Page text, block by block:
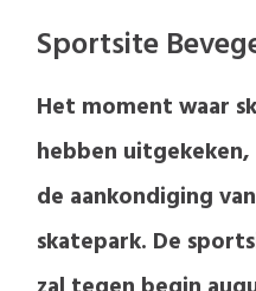
Sportsite
Het moment waar
hebben
de aankondiging
skatepark. De